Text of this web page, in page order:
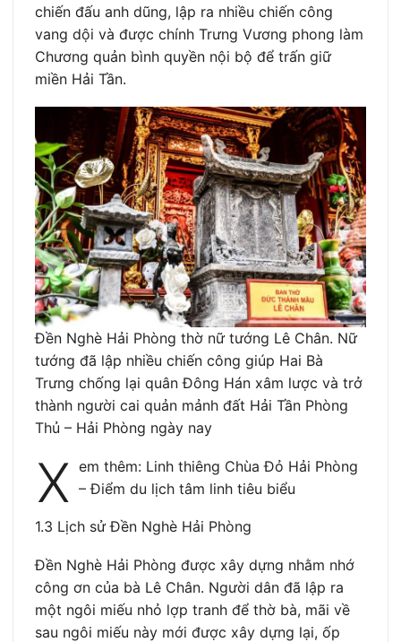
chiến đấu anh dũng, lập ra nhiều chiến công
vang dội và được chính Trưng Vương phong làm
Chương quản bình quyền nội bộ để trấn giữ
miền Hải Tần.
Đền Nghè Hải Phòng thờ nữ tướng Lê Chân. Nữ
tướng đã lập nhiều chiến công giúp Hai Bà
Trưng chống lại quân Đông Hán xâm lược và trở
thành người cai quản mảnh đất Hải Tần Phòng
Thủ – Hải Phòng ngày nay
X em thêm: Linh thiêng Chùa Đỏ Hải Phòng
– Điểm du lịch tâm linh tiêu biểu
1.3 Lịch sử Đền Nghè Hải Phòng
Đền Nghè Hải Phòng được xây dựng nhằm nhớ
công ơn của bà Lê Chân. Người dân đã lập ra
một ngôi miếu nhỏ lợp tranh để thờ bà, mãi về
sau ngôi miếu này mới được xây dựng lại, ốp